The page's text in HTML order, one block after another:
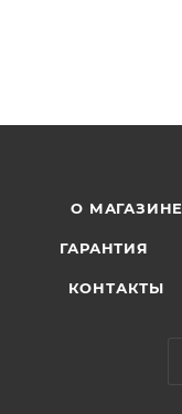
О МАГАЗИНЕ
ГАРАНТИЯ
КОНТАКТЫ